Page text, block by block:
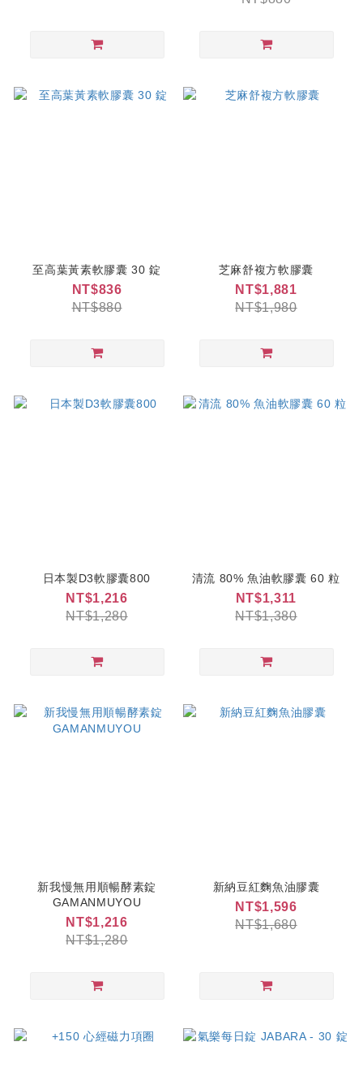
至高葉黃素軟膠囊 30 錠
NT$836
NT$880
芝麻舒複方軟膠囊
NT$1,881
NT$1,980
日本製D3軟膠囊800
NT$1,216
NT$1,280
清流 80% 魚油軟膠囊 60 粒
NT$1,311
NT$1,380
新我慢無用順暢酵素錠
GAMANMUYOU
NT$1,216
NT$1,280
新納豆紅麴魚油膠囊
NT$1,596
NT$1,680